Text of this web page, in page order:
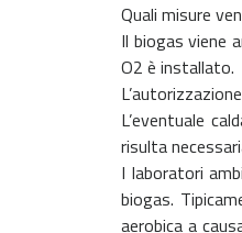
Quali misure
Il biogas viene
O2 è installato.
L’eventuale
risulta
I laboratori
biogas.
aerobica a